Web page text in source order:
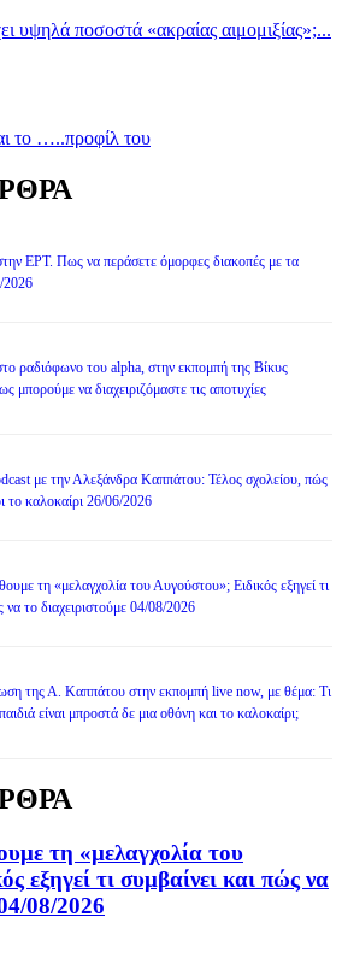
υψηλά ποσοστά «ακραίας αιμομιξίας»;...
το …..προφίλ του
ΕΡΤ. Πως να περάσετε όμορφες διακοπές με τα
2026
ραδιόφωνο του alpha, στην εκπομπή της Βίκυς
να διαχειριζόμαστε τις αποτυχίες
με την Αλεξάνδρα Καππάτου: Τέλος σχολείου, πώς
το καλοκαίρι 26/06/2026
τη «μελαγχολία του Αυγούστου»; Ειδικός εξηγεί τι
να το διαχειριστούμε 04/08/2026
της Α. Καππάτου στην εκπομπή live now, με θέμα: Τι
είναι μπροστά δε μια οθόνη και το καλοκαίρι;
τη «μελαγχολία του
εξηγεί τι συμβαίνει και πώς να
08/2026